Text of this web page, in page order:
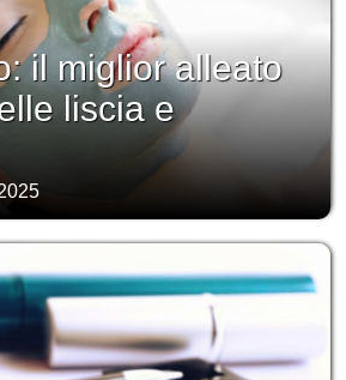
il miglior alleato
liscia e